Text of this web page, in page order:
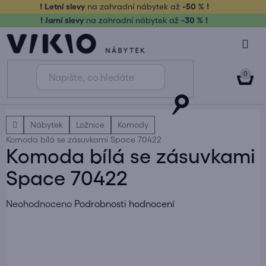
obsah
! Letní slevy na zahradní nábytek až-50 % !
! Jarní slevy na zahradní nábytek až -30 % !
DomůNábytek Ložnice
Komody
Komoda bílá se zásuvkami Space 70422
Komoda bílá se zásuvkami
Space 70422
Průměrné
Neohodnoceno Podrobnosti hodnocení